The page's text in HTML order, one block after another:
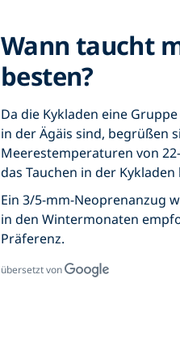
Wann taucht
besten?
Da die Kykladen eine
in der Ägäis sind, begrüßen
Meerestemperaturen von
das Tauchen in der
Ein 3/5-mm-Neoprenanzug
in den Wintermonaten
Präferenz.
übersetzt von